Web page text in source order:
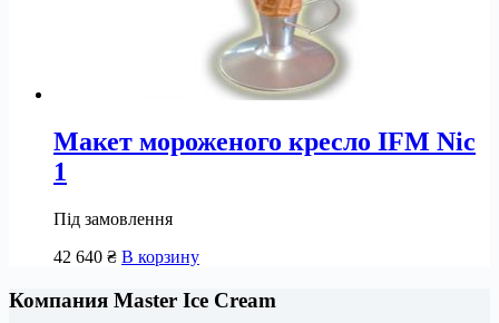
Макет мороженого кресло IFM Nic
1
Під замовлення
42 640 ₴ В корзину
Компания Master Ice Cream